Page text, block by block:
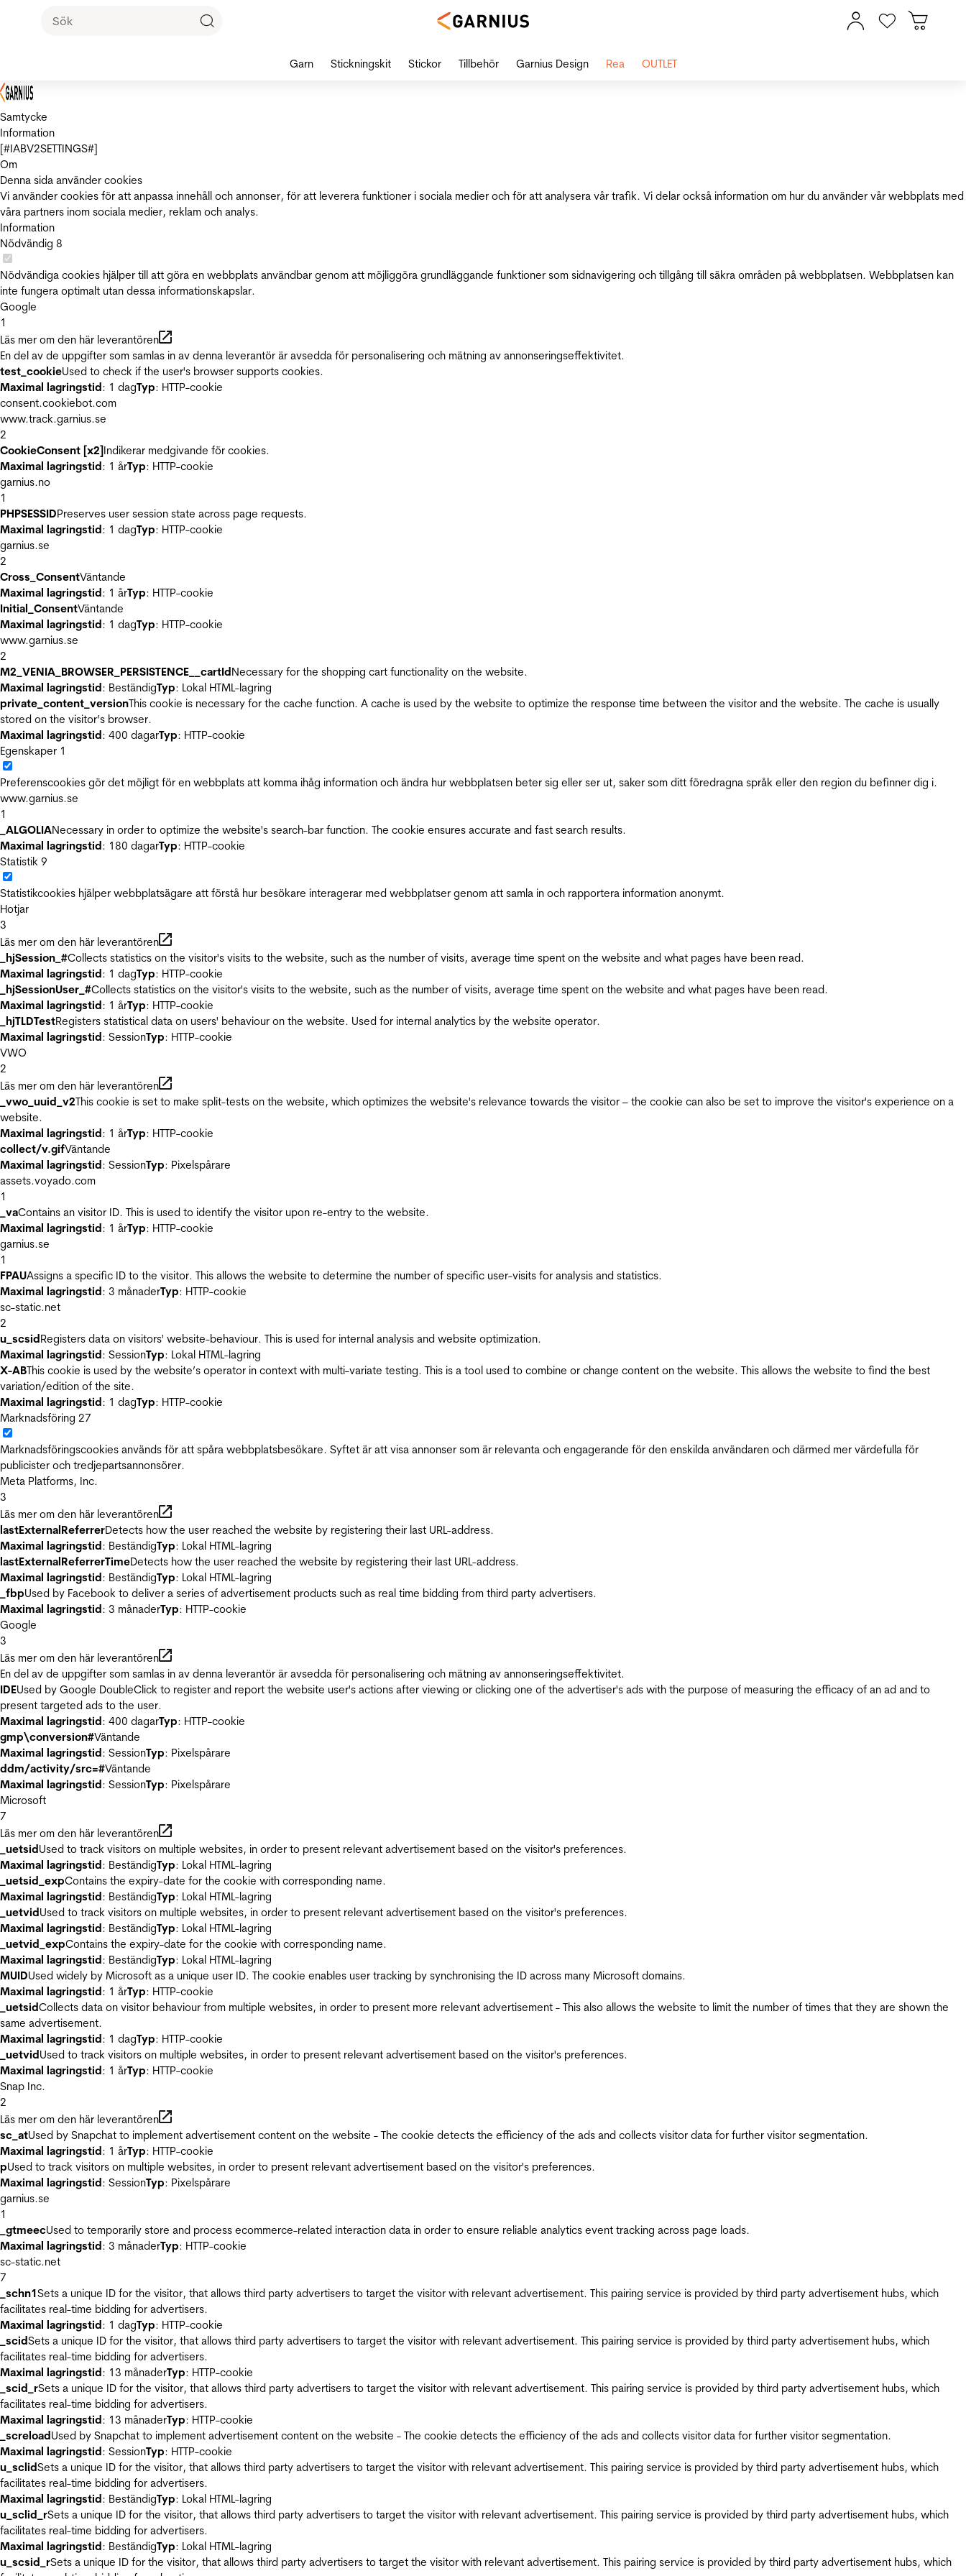
Samtycke
Information
[#IABV2SETTINGS#]
Om
Denna sida använder cookies
Vi använder cookies för att anpassa innehåll och annonser, för att leverera funktioner i sociala medier och för att analysera vår trafik. Vi delar också information om hur du använder vår webbplats med
våra partners inom sociala medier, reklam och analys.
Information
Nödvändig 8
Nödvändiga cookies hjälper till att göra en webbplats användbar genom att möjliggöra grundläggande funktioner som sidnavigering och tillgång till säkra områden på webbplatsen. Webbplatsen kan
inte fungera optimalt utan dessa informationskapslar.
Google
1
Läs mer om den här leverantören
En del av de uppgifter som samlas in av denna leverantör är avsedda för personalisering och mätning av annonseringseffektivitet.
test_cookieUsed to check if the user's browser supports cookies.
Maximal lagringstid: 1 dagTyp: HTTP-cookie
consent.cookiebot.com
www.track.garnius.se
2
CookieConsent [x2]Indikerar medgivande för cookies.
Maximal lagringstid: 1 årTyp: HTTP-cookie
garnius.no
1
PHPSESSIDPreserves user session state across page requests.
Maximal lagringstid: 1 dagTyp: HTTP-cookie
garnius.se
2
Cross_ConsentVäntande
Maximal lagringstid: 1 årTyp: HTTP-cookie
Initial_ConsentVäntande
Maximal lagringstid: 1 dagTyp: HTTP-cookie
www.garnius.se
2
M2_VENIA_BROWSER_PERSISTENCE__cartIdNecessary for the shopping cart functionality on the website.
Maximal lagringstid: BeständigTyp: Lokal HTML-lagring
private_content_versionThis cookie is necessary for the cache function. A cache is used by the website to optimize the response time between the visitor and the website. The cache is usually
stored on the visitor’s browser.
Maximal lagringstid: 400 dagarTyp: HTTP-cookie
Egenskaper 1
Preferenscookies gör det möjligt för en webbplats att komma ihåg information och ändra hur webbplatsen beter sig eller ser ut, saker som ditt föredragna språk eller den region du befinner dig i.
www.garnius.se
1
_ALGOLIANecessary in order to optimize the website's search-bar function. The cookie ensures accurate and fast search results.
Maximal lagringstid: 180 dagarTyp: HTTP-cookie
Statistik 9
Statistikcookies hjälper webbplatsägare att förstå hur besökare interagerar med webbplatser genom att samla in och rapportera information anonymt.
Hotjar
3
Läs mer om den här leverantören
_hjSession_#Collects statistics on the visitor's visits to the website, such as the number of visits, average time spent on the website and what pages have been read.
Maximal lagringstid: 1 dagTyp: HTTP-cookie
_hjSessionUser_#Collects statistics on the visitor's visits to the website, such as the number of visits, average time spent on the website and what pages have been read.
Maximal lagringstid: 1 årTyp: HTTP-cookie
_hjTLDTestRegisters statistical data on users' behaviour on the website. Used for internal analytics by the website operator.
Maximal lagringstid: SessionTyp: HTTP-cookie
VWO
2
Läs mer om den här leverantören
_vwo_uuid_v2This cookie is set to make split-tests on the website, which optimizes the website's relevance towards the visitor – the cookie can also be set to improve the visitor's experience on a
website.
Maximal lagringstid: 1 årTyp: HTTP-cookie
collect/v.gifVäntande
Maximal lagringstid: SessionTyp: Pixelspårare
assets.voyado.com
1
_vaContains an visitor ID. This is used to identify the visitor upon re-entry to the website.
Maximal lagringstid: 1 årTyp: HTTP-cookie
garnius.se
1
FPAUAssigns a specific ID to the visitor. This allows the website to determine the number of specific user-visits for analysis and statistics.
Maximal lagringstid: 3 månaderTyp: HTTP-cookie
sc-static.net
2
u_scsidRegisters data on visitors' website-behaviour. This is used for internal analysis and website optimization.
Maximal lagringstid: SessionTyp: Lokal HTML-lagring
X-ABThis cookie is used by the website’s operator in context with multi-variate testing. This is a tool used to combine or change content on the website. This allows the website to find the best
variation/edition of the site.
Maximal lagringstid: 1 dagTyp: HTTP-cookie
Marknadsföring 27
Marknadsföringscookies används för att spåra webbplatsbesökare. Syftet är att visa annonser som är relevanta och engagerande för den enskilda användaren och därmed mer värdefulla för
publicister och tredjepartsannonsörer.
Meta Platforms, Inc.
3
Läs mer om den här leverantören
lastExternalReferrerDetects how the user reached the website by registering their last URL-address.
Maximal lagringstid: BeständigTyp: Lokal HTML-lagring
lastExternalReferrerTimeDetects how the user reached the website by registering their last URL-address.
Maximal lagringstid: BeständigTyp: Lokal HTML-lagring
_fbpUsed by Facebook to deliver a series of advertisement products such as real time bidding from third party advertisers.
Maximal lagringstid: 3 månaderTyp: HTTP-cookie
Google
3
Läs mer om den här leverantören
En del av de uppgifter som samlas in av denna leverantör är avsedda för personalisering och mätning av annonseringseffektivitet.
IDEUsed by Google DoubleClick to register and report the website user's actions after viewing or clicking one of the advertiser's ads with the purpose of measuring the efficacy of an ad and to
present targeted ads to the user.
Maximal lagringstid: 400 dagarTyp: HTTP-cookie
gmp\conversion#Väntande
Maximal lagringstid: SessionTyp: Pixelspårare
ddm/activity/src=#Väntande
Maximal lagringstid: SessionTyp: Pixelspårare
Microsoft
7
Läs mer om den här leverantören
_uetsidUsed to track visitors on multiple websites, in order to present relevant advertisement based on the visitor's preferences.
Maximal lagringstid: BeständigTyp: Lokal HTML-lagring
_uetsid_expContains the expiry-date for the cookie with corresponding name.
Maximal lagringstid: BeständigTyp: Lokal HTML-lagring
_uetvidUsed to track visitors on multiple websites, in order to present relevant advertisement based on the visitor's preferences.
Maximal lagringstid: BeständigTyp: Lokal HTML-lagring
_uetvid_expContains the expiry-date for the cookie with corresponding name.
Maximal lagringstid: BeständigTyp: Lokal HTML-lagring
MUIDUsed widely by Microsoft as a unique user ID. The cookie enables user tracking by synchronising the ID across many Microsoft domains.
Maximal lagringstid: 1 årTyp: HTTP-cookie
_uetsidCollects data on visitor behaviour from multiple websites, in order to present more relevant advertisement - This also allows the website to limit the number of times that they are shown the
same advertisement.
Maximal lagringstid: 1 dagTyp: HTTP-cookie
_uetvidUsed to track visitors on multiple websites, in order to present relevant advertisement based on the visitor's preferences.
Maximal lagringstid: 1 årTyp: HTTP-cookie
Snap Inc.
2
Läs mer om den här leverantören
sc_atUsed by Snapchat to implement advertisement content on the website - The cookie detects the efficiency of the ads and collects visitor data for further visitor segmentation.
Maximal lagringstid: 1 årTyp: HTTP-cookie
pUsed to track visitors on multiple websites, in order to present relevant advertisement based on the visitor's preferences.
Maximal lagringstid: SessionTyp: Pixelspårare
garnius.se
1
_gtmeecUsed to temporarily store and process ecommerce-related interaction data in order to ensure reliable analytics event tracking across page loads.
Maximal lagringstid: 3 månaderTyp: HTTP-cookie
sc-static.net
7
_schn1Sets a unique ID for the visitor, that allows third party advertisers to target the visitor with relevant advertisement. This pairing service is provided by third party advertisement hubs, which
facilitates real-time bidding for advertisers.
Maximal lagringstid: 1 dagTyp: HTTP-cookie
_scidSets a unique ID for the visitor, that allows third party advertisers to target the visitor with relevant advertisement. This pairing service is provided by third party advertisement hubs, which
facilitates real-time bidding for advertisers.
Maximal lagringstid: 13 månaderTyp: HTTP-cookie
_scid_rSets a unique ID for the visitor, that allows third party advertisers to target the visitor with relevant advertisement. This pairing service is provided by third party advertisement hubs, which
facilitates real-time bidding for advertisers.
Maximal lagringstid: 13 månaderTyp: HTTP-cookie
_screloadUsed by Snapchat to implement advertisement content on the website - The cookie detects the efficiency of the ads and collects visitor data for further visitor segmentation.
Maximal lagringstid: SessionTyp: HTTP-cookie
u_sclidSets a unique ID for the visitor, that allows third party advertisers to target the visitor with relevant advertisement. This pairing service is provided by third party advertisement hubs, which
facilitates real-time bidding for advertisers.
Maximal lagringstid: BeständigTyp: Lokal HTML-lagring
u_sclid_rSets a unique ID for the visitor, that allows third party advertisers to target the visitor with relevant advertisement. This pairing service is provided by third party advertisement hubs, which
facilitates real-time bidding for advertisers.
Maximal lagringstid: BeständigTyp: Lokal HTML-lagring
u_scsid_rSets a unique ID for the visitor, that allows third party advertisers to target the visitor with relevant advertisement. This pairing service is provided by third party advertisement hubs, which
Garn Stickningskit Stickor Tillbehör Garnius Design Rea OUTLET